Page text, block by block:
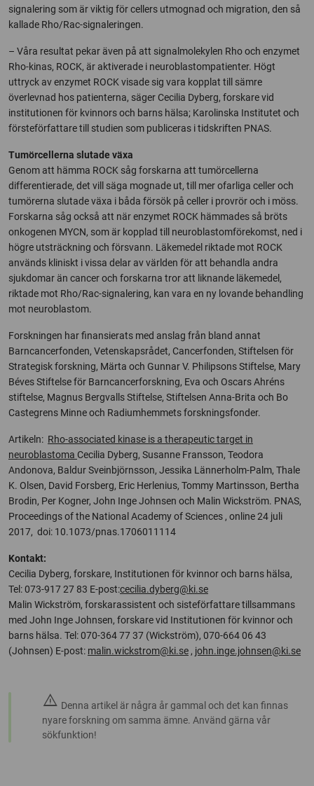
signalering som är viktig för cellers utmognad och migration, den så
kallade Rho/Rac-signaleringen.
– Våra resultat pekar även på att signalmolekylen Rho och enzymet
Rho-kinas, ROCK, är aktiverade i neuroblastompatienter. Högt
uttryck av enzymet ROCK visade sig vara kopplat till sämre
överlevnad hos patienterna, säger Cecilia Dyberg, forskare vid
institutionen för kvinnors och barns hälsa; Karolinska Institutet och
försteförfattare till studien som publiceras i tidskriften PNAS.
Tumörcellerna slutade växa
Genom att hämma ROCK såg forskarna att tumörcellerna
differentierade, det vill säga mognade ut, till mer ofarliga celler och
tumörerna slutade växa i båda försök på celler i provrör och i möss.
Forskarna såg också att när enzymet ROCK hämmades så bröts
onkogenen MYCN, som är kopplad till neuroblastomförekomst, ned i
högre utsträckning och försvann. Läkemedel riktade mot ROCK
används kliniskt i vissa delar av världen för att behandla andra
sjukdomar än cancer och forskarna tror att liknande läkemedel,
riktade mot Rho/Rac-signalering, kan vara en ny lovande behandling
mot neuroblastom.
Forskningen har finansierats med anslag från bland annat
Barncancerfonden, Vetenskapsrådet, Cancerfonden, Stiftelsen för
Strategisk forskning, Märta och Gunnar V. Philipsons Stiftelse, Mary
Béves Stiftelse för Barncancerforskning, Eva och Oscars Ahréns
stiftelse, Magnus Bergvalls Stiftelse, Stiftelsen Anna-Brita och Bo
Castegrens Minne och Radiumhemmets forskningsfonder.
Artikeln: Rho-associated kinase is a therapeutic target in
neuroblastoma Cecilia Dyberg, Susanne Fransson, Teodora
Andonova, Baldur Sveinbjörnsson, Jessika Lännerholm-Palm, Thale
K. Olsen, David Forsberg, Eric Herlenius, Tommy Martinsson, Bertha
Brodin, Per Kogner, John Inge Johnsen och Malin Wickström. PNAS,
Proceedings of the National Academy of Sciences , online 24 juli
2017, doi: 10.1073/pnas.1706011114
Kontakt:
Cecilia Dyberg, forskare, Institutionen för kvinnor och barns hälsa,
Tel: 073-917 27 83 E-post:cecilia.dyberg@ki.se
Malin Wickström, forskarassistent och sisteförfattare tillsammans
med John Inge Johnsen, forskare vid Institutionen för kvinnor och
barns hälsa. Tel: 070-364 77 37 (Wickström), 070-664 06 43
(Johnsen) E-post: malin.wickstrom@ki.se , john.inge.johnsen@ki.se
warning Denna artikel är några år gammal och det kan finnas
nyare forskning om samma ämne. Använd gärna vår
sökfunktion!